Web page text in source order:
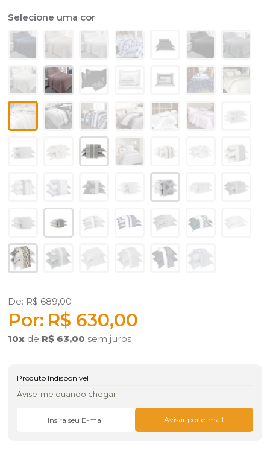
R$ 689,00
R$ 630,00
10x de R$ 63,00 sem juros
Produto Indisponível
Avise-me quando chegar